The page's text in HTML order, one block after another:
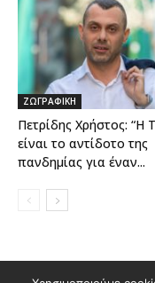
ΖΩΓΡΑΦΙΚΗ
Πετρίδης Χρήστος: “Η
είναι το αντίδοτο της
πανδημίας για έναν...